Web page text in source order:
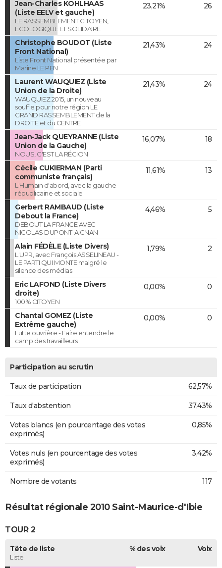
Jean-Charles KOHLHAAS
(Liste EELV et gauche)
LE RASSEMBLEMENT CITOYEN,
ECOLOGIQUE ET SOLIDAIRE
23,21% 26
Christophe BOUDOT (Liste
Front National)
Liste Front National présentée par
Marine LE PEN
21,43% 24
Laurent WAUQUIEZ (Liste
Union de la Droite)
WAUQUIEZ 2015, un nouveau
souffle pour notre région LE
GRAND RASSEMBLEMENT de la
DROITE et du CENTRE
21,43% 24
Jean-Jack QUEYRANNE (Liste
Union de la Gauche)
NOUS, C'EST LA RÉGION
16,07% 18
Cécile CUKIERMAN (Parti
communiste français)
L'Humain d'abord, avec la gauche
républicaine et sociale
11,61% 13
Gerbert RAMBAUD (Liste
Debout la France)
DEBOUT LA FRANCE AVEC
NICOLAS DUPONT-AIGNAN
4,46% 5
Alain FÉDÈLE (Liste Divers)
L'UPR, avec François ASSELINEAU -
LE PARTI QUI MONTE malgré le
silence des médias
1,79% 2
Eric LAFOND (Liste Divers
droite)
100% CITOYEN
0,00% 0
Chantal GOMEZ (Liste
Extrême gauche)
Lutte ouvrière - Faire entendre le
camp des travailleurs
0,00% 0
Participation au scrutin
Taux de participation 62,57%
Taux d'abstention 37,43%
Votes blancs (en pourcentage des votes
exprimés)
0,85%
Votes nuls (en pourcentage des votes
exprimés)
3,42%
Nombre de votants 117
Résultat régionale 2010 Saint-Maurice-d'Ibie
TOUR 2
Tête de liste
Liste
% des voix Voix